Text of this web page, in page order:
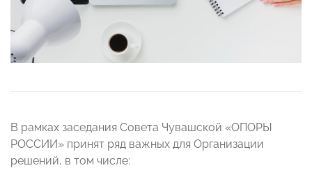
В рамках заседания Совета Чувашской «ОПОРЫ
РОССИИ» принят ряд важных для Организации
решений, в том числе: